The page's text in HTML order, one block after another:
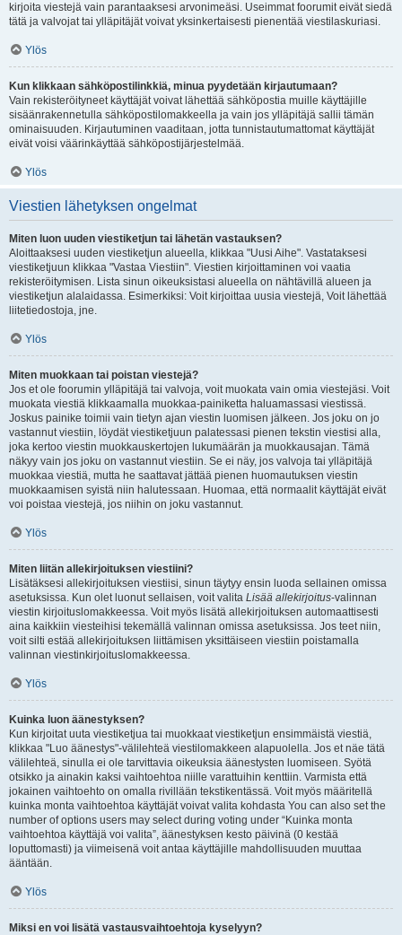
kirjoita viestejä vain parantaaksesi arvonimeäsi. Useimmat foorumit eivät siedä
tätä ja valvojat tai ylläpitäjät voivat yksinkertaisesti pienentää viestilaskuriasi.
Ylös
Kun klikkaan sähköpostilinkkiä, minua pyydetään kirjautumaan?
Vain rekisteröityneet käyttäjät voivat lähettää sähköpostia muille käyttäjille
sisäänrakennetulla sähköpostilomakkeella ja vain jos ylläpitäjä sallii tämän
ominaisuuden. Kirjautuminen vaaditaan, jotta tunnistautumattomat käyttäjät
eivät voisi väärinkäyttää sähköpostijärjestelmää.
Ylös
Viestien lähetyksen ongelmat
Miten luon uuden viestiketjun tai lähetän vastauksen?
Aloittaaksesi uuden viestiketjun alueella, klikkaa "Uusi Aihe". Vastataksesi
viestiketjuun klikkaa "Vastaa Viestiin". Viestien kirjoittaminen voi vaatia
rekisteröitymisen. Lista sinun oikeuksistasi alueella on nähtävillä alueen ja
viestiketjun alalaidassa. Esimerkiksi: Voit kirjoittaa uusia viestejä, Voit lähettää
liitetiedostoja, jne.
Ylös
Miten muokkaan tai poistan viestejä?
Jos et ole foorumin ylläpitäjä tai valvoja, voit muokata vain omia viestejäsi. Voit
muokata viestiä klikkaamalla muokkaa-painiketta haluamassasi viestissä.
Joskus painike toimii vain tietyn ajan viestin luomisen jälkeen. Jos joku on jo
vastannut viestiin, löydät viestiketjuun palatessasi pienen tekstin viestisi alla,
joka kertoo viestin muokkauskertojen lukumäärän ja muokkausajan. Tämä
näkyy vain jos joku on vastannut viestiin. Se ei näy, jos valvoja tai ylläpitäjä
muokkaa viestiä, mutta he saattavat jättää pienen huomautuksen viestin
muokkaamisen syistä niin halutessaan. Huomaa, että normaalit käyttäjät eivät
voi poistaa viestejä, jos niihin on joku vastannut.
Ylös
Miten liitän allekirjoituksen viestiini?
Lisätäksesi allekirjoituksen viestiisi, sinun täytyy ensin luoda sellainen omissa
asetuksissa. Kun olet luonut sellaisen, voit valita Lisää allekirjoitus-valinnan
viestin kirjoituslomakkeessa. Voit myös lisätä allekirjoituksen automaattisesti
aina kaikkiin viesteihisi tekemällä valinnan omissa asetuksissa. Jos teet niin,
voit silti estää allekirjoituksen liittämisen yksittäiseen viestiin poistamalla
valinnan viestinkirjoituslomakkeessa.
Ylös
Kuinka luon äänestyksen?
Kun kirjoitat uuta viestiketjua tai muokkaat viestiketjun ensimmäistä viestiä,
klikkaa "Luo äänestys"-välilehteä viestilomakkeen alapuolella. Jos et näe tätä
välilehteä, sinulla ei ole tarvittavia oikeuksia äänestysten luomiseen. Syötä
otsikko ja ainakin kaksi vaihtoehtoa niille varattuihin kenttiin. Varmista että
jokainen vaihtoehto on omalla rivillään tekstikentässä. Voit myös määritellä
kuinka monta vaihtoehtoa käyttäjät voivat valita kohdasta You can also set the
number of options users may select during voting under “Kuinka monta
vaihtoehtoa käyttäjä voi valita”, äänestyksen kesto päivinä (0 kestää
loputtomasti) ja viimeisenä voit antaa käyttäjille mahdollisuuden muuttaa
ääntään.
Ylös
Miksi en voi lisätä vastausvaihtoehtoja kyselyyn?